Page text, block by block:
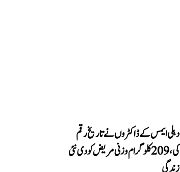
دہلی ایمس کے ڈاکٹروں نے تاریخ رقم
کی، 209 کلوگرام وزنی مریض کو دی نئی